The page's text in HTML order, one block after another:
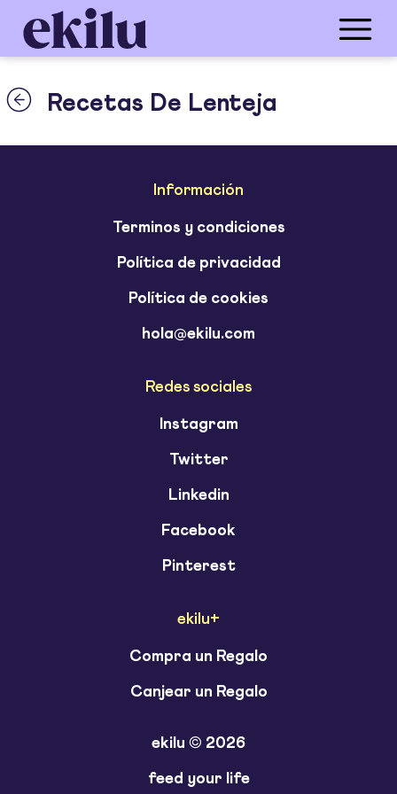
Recetas De Lenteja
Información
Terminos y condiciones
Política de privacidad
Política de cookies
hola@ekilu.com
Redes sociales
Instagram
Twitter
Linkedin
Facebook
Pinterest
ekilu+
Compra un Regalo
Canjear un Regalo
ekilu © 2026
feed your life